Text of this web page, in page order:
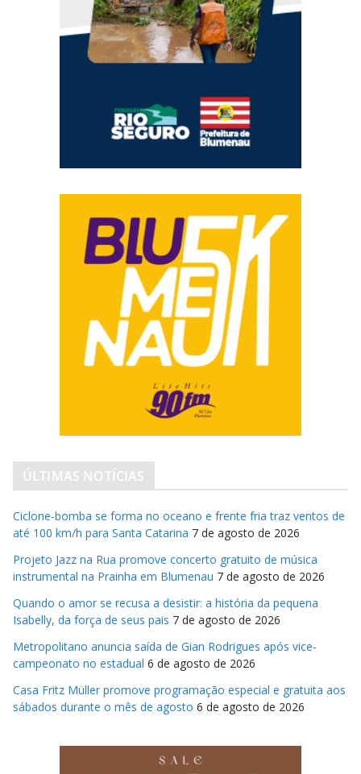
ÚLTIMAS NOTÍCIAS
Ciclone-bomba se forma no oceano e frente fria traz ventos de
até 100 km/h para Santa Catarina 7 de agosto de 2026
Projeto Jazz na Rua promove concerto gratuito de música
instrumental na Prainha em Blumenau 7 de agosto de 2026
Quando o amor se recusa a desistir: a história da pequena
Isabelly, da força de seus pais 7 de agosto de 2026
Metropolitano anuncia saída de Gian Rodrigues após vice-
campeonato no estadual 6 de agosto de 2026
Casa Fritz Müller promove programação especial e gratuita aos
sábados durante o mês de agosto 6 de agosto de 2026